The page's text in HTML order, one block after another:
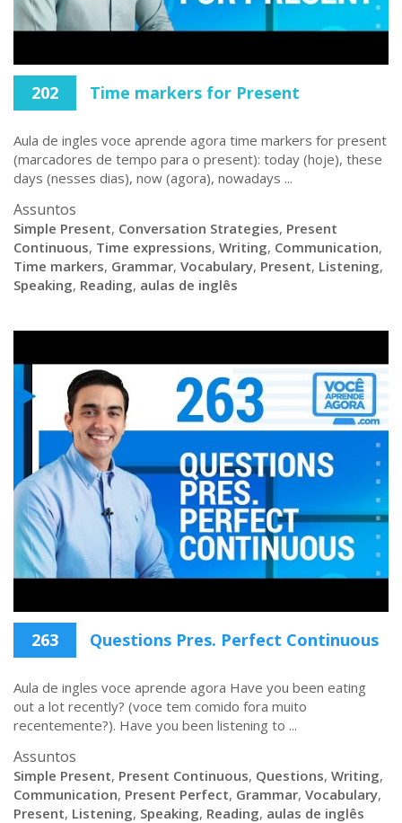
202 Time markers for Present
Aula de ingles voce aprende agora time markers for present
(marcadores de tempo para o present): today (hoje), these
days (nesses dias), now (agora), nowadays ...
Assuntos
Simple Present, Conversation Strategies, Present
Continuous, Time expressions, Writing, Communication,
Time markers, Grammar, Vocabulary, Present, Listening,
Speaking, Reading, aulas de inglês
263 Questions Pres. Perfect Continuous
Aula de ingles voce aprende agora Have you been eating
out a lot recently? (voce tem comido fora muito
recentemente?). Have you been listening to ...
Assuntos
Simple Present, Present Continuous, Questions, Writing,
Communication, Present Perfect, Grammar, Vocabulary,
Present, Listening, Speaking, Reading, aulas de inglês